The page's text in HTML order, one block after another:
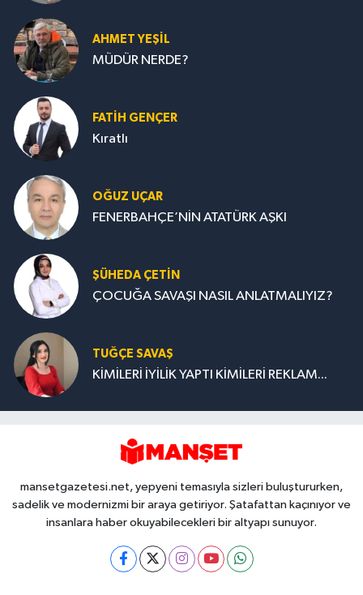
AHMET YEŞİL
MÜDÜR NERDE?
FATIH GENÇER
Kıratlı
OĞUZ UÇAR
FENERBAHÇE’NİN ATATÜRK AŞKI
ŞÜHEDA ÇETİN
ÇOCUĞA SAVAŞI NASIL ANLATMALIYIZ?
TUĞÇE SAVAŞ
KİMİLERİ İYİLİK YAPTI KİMİLERİ REKLAM...
mansetgazetesi.net, yepyeni temasıyla sizleri buluştururken,
sadelik ve modernizmi bir araya getiriyor. Şatafattan kaçınıyor ve
insanlara haber okuyabilecekleri bir altyapı sunuyor.